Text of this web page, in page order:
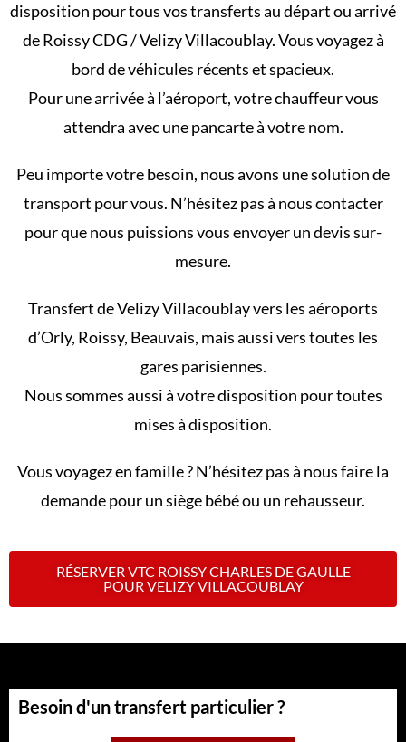
disposition pour tous vos transferts au départ ou arrivé
de Roissy CDG / Velizy Villacoublay.Vous voyagez à
bord de véhicules récents et spacieux.
Pour une arrivée à l’aéroport, votre chauffeur vous
attendra avec une pancarte à votre nom.
Peu importe votre besoin, nous avons une solution de
transport pour vous. N’hésitez pas à nous contacter
pour que nous puissions vous envoyer un devis sur-
mesure.
Transfert de Velizy Villacoublay vers les aéroports
d’Orly, Roissy, Beauvais, mais aussi vers toutes les
gares parisiennes.
Nous sommes aussi à votre disposition pour toutes
mises à disposition.
Vous voyagez en famille ? N’hésitez pas à nous faire la
demande pour un siège bébé ou un rehausseur.
RÉSERVER VTC ROISSY CHARLES DE GAULLE
POUR VELIZY VILLACOUBLAY
Besoin d'un transfert particulier ?